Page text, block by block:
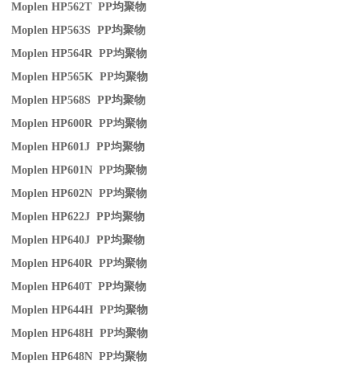
Moplen HP562T PP均聚物
Moplen HP563S PP均聚物
Moplen HP564R PP均聚物
Moplen HP565K PP均聚物
Moplen HP568S PP均聚物
Moplen HP600R PP均聚物
Moplen HP601J PP均聚物
Moplen HP601N PP均聚物
Moplen HP602N PP均聚物
Moplen HP622J PP均聚物
Moplen HP640J PP均聚物
Moplen HP640R PP均聚物
Moplen HP640T PP均聚物
Moplen HP644H PP均聚物
Moplen HP648H PP均聚物
Moplen HP648N PP均聚物